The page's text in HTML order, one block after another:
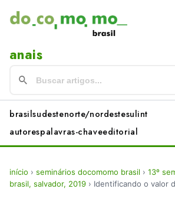
anais
brasilsudestenorte/nordestesulint
autorespalavras-chaveeditorial
início › seminários docomomo brasil › 13º
brasil, salvador, 2019 › Identificando o valor